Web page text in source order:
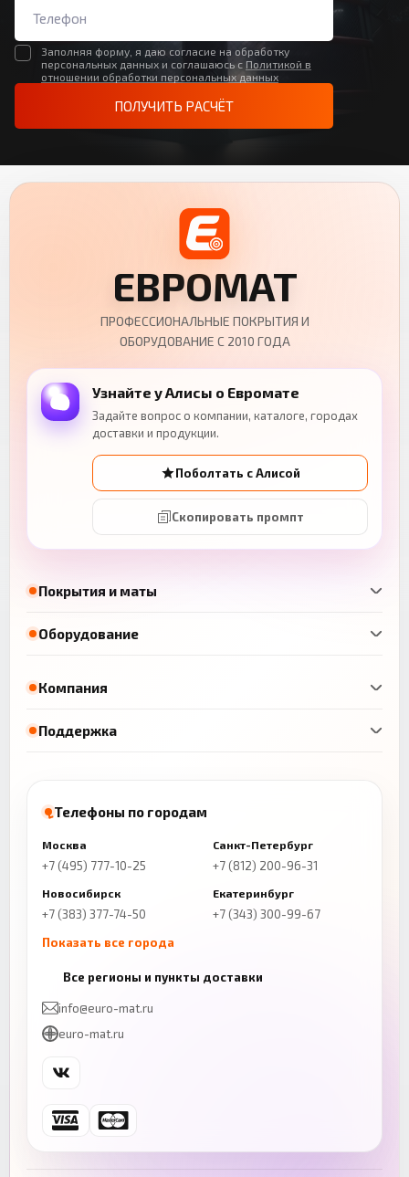
Заполняя форму, я даю согласие на обработку
персональных данных и соглашаюсь с Политикой в
отношении обработки персональных данных
ПОЛУЧИТЬ РАСЧЁТ
Покрытия и маты
Оборудование
ЕВРОМАТ
ПРОФЕССИОНАЛЬНЫЕ ПОКРЫТИЯ И
ОБОРУДОВАНИЕ С 2010 ГОДА
Узнайте у Алисы о Евромате
Задайте вопрос о компании, каталоге, городах
доставки и продукции.
Поболтать с Алисой
Скопировать промпт
Компания
Поддержка
Телефоны по городам
Москва
+7 (495) 777-10-25
Санкт-Петербург
+7 (812) 200-96-31
Новосибирск
+7 (383) 377-74-50
Екатеринбург
+7 (343) 300-99-67
Показать все города
+7 (843) 206-01-30
Челябинск
+7 (343) 300-99-67
Ростов-на-Дону
+7 (863) 333-50-75
Все регионы и пункты доставки
info@euro-mat.ru
euro-mat.ru